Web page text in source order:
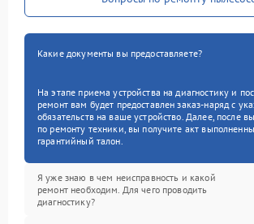
Какие документы вы предоставляете?
На этапе приема устройства на диагностику и
ремонт вам будет предоставлен заказ-наряд с
обязательств на ваше устройство. Далее, после
по ремонту техники, вы получите акт
гарантийный талон.
Я уже знаю в чем неисправность и какой
ремонт необходим. Для чего проводить
диагностику?